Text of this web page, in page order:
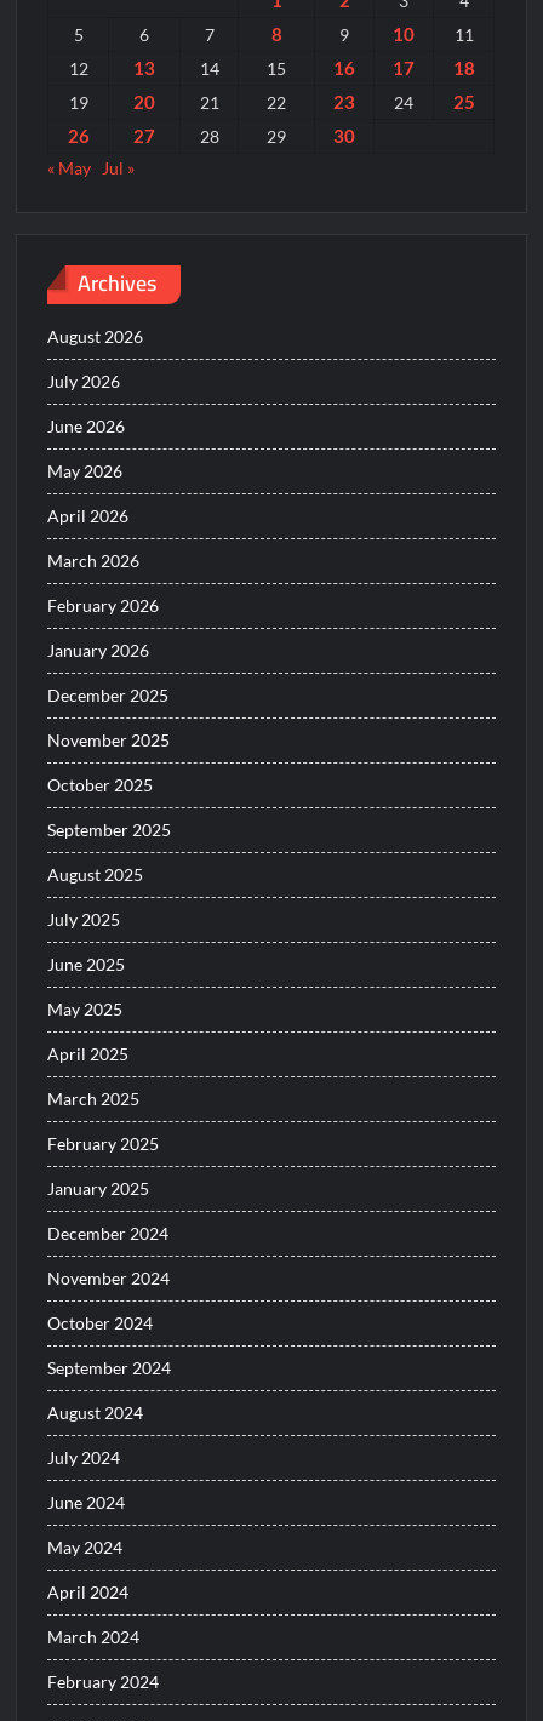
5
6 7 8 9 10
11
12
13 14 15 16 17 18
19 20 21 22 23 24
25
26
27 28 29 30
« May Jul »
Archives
August 2026
July 2026
June 2026
May 2026
April 2026
March 2026
February 2026
January 2026
December 2025
November 2025
October 2025
September 2025
August 2025
July 2025
June 2025
May 2025
April 2025
March 2025
February 2025
January 2025
December 2024
November 2024
October 2024
September 2024
August 2024
July 2024
June 2024
May 2024
April 2024
March 2024
February 2024